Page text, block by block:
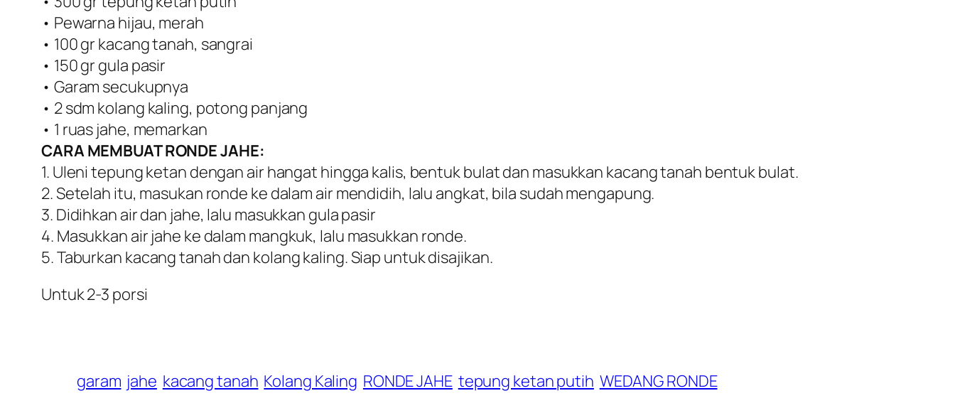
• Pewarna hijau, merah
• 100 gr kacang tanah, sangrai
• 150 gr gula pasir
• Garam secukupnya
• 2 sdm kolang kaling, potong panjang
• 1 ruas jahe, memarkan
CARA MEMBUAT RONDE JAHE:
1. Uleni tepung ketan dengan air hangat hingga kalis, bentuk bulat dan masukkan kacang tanah bentuk bulat.
2. Setelah itu, masukan ronde ke dalam air mendidih, lalu angkat, bila sudah mengapung.
3. Didihkan air dan jahe, lalu masukkan gula pasir
4. Masukkan air jahe ke dalam mangkuk, lalu masukkan ronde.
5. Taburkan kacang tanah dan kolang kaling. Siap untuk disajikan.
Untuk 2-3 porsi
garam jahe kacang tanah Kolang Kaling RONDE JAHE tepung ketan putih WEDANG RONDE